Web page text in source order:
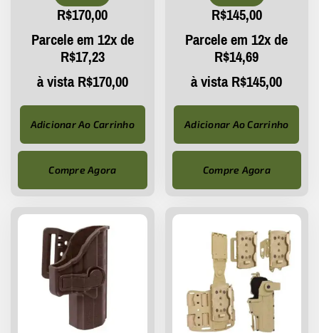
R$170,00
Parcele em 12x de
R$17,23
à vistaR$170,00
Adicionar Ao Carrinho
Compre Agora
R$145,00
Parcele em 12x de
R$14,69
à vistaR$145,00
Adicionar Ao Carrinho
Compre Agora